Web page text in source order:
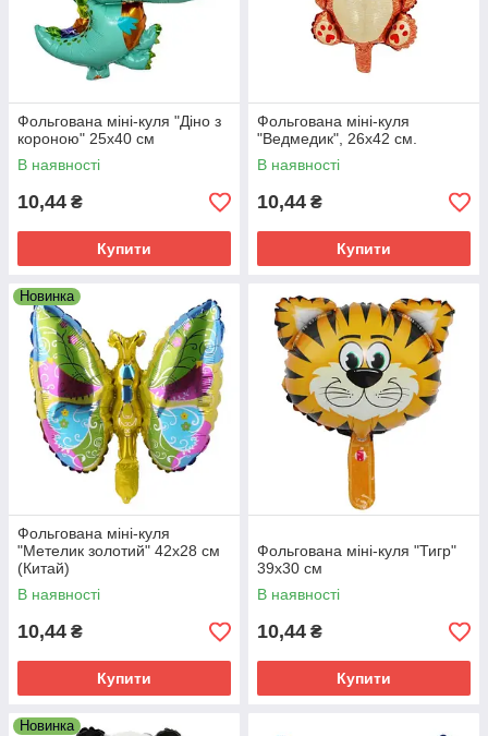
Фольгована міні-куля "Діно з
короною" 25х40 см
В наявності
10,44 ₴
Купити
Фольгована міні-куля
"Ведмедик", 26х42 см.
В наявності
10,44 ₴
Купити
Новинка
Фольгована міні-куля
"Метелик золотий" 42х28 см
(Китай)
В наявності
10,44 ₴
Купити
Фольгована міні-куля "Тигр"
39х30 см
В наявності
10,44 ₴
Купити
Новинка